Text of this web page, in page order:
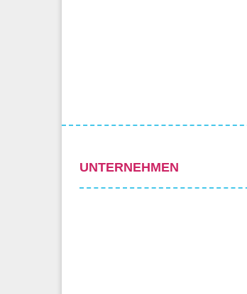
UNTERNEHMEN